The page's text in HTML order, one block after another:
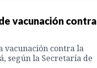
vacunación contra
vacunación contra la
según la Secretaría de